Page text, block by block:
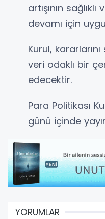
artışının
devamı için
Kurul,
veri odaklı bir
edecektir.
Para Politikası
günü içinde
YORUMLAR